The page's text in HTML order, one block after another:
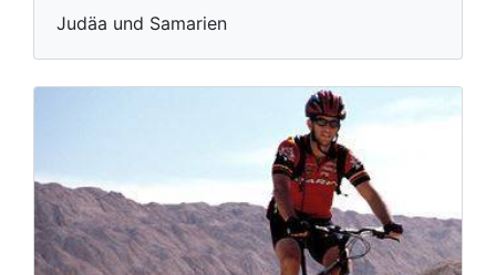
Judäa und Samarien